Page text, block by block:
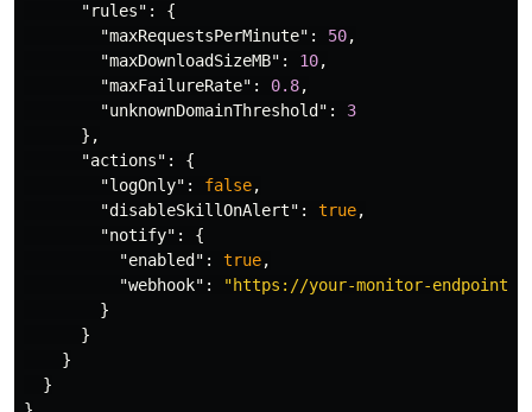
"rules" :
{
"maxRequestsPerMinute" : 50,
"maxDownloadSizeMB" : 10,
"maxFailureRate" : 0.8,
"unknownDomainThreshold" :
3
},
"actions" :
{
"logOnly" : false,
"disableSkillOnAlert" : true,
"notify" :
{
"enabled" : true,
"webhook" :
"https://your-monitor-endpoint"
}
}
}
}